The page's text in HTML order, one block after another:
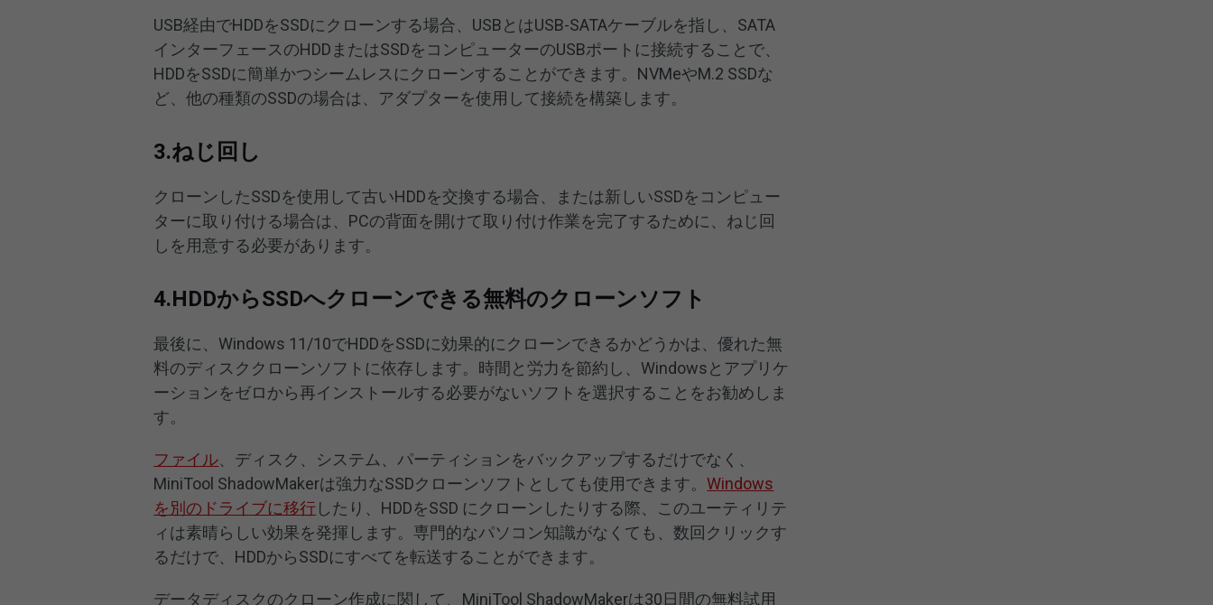
USB経由でHDDをSSDにクローンする場合、USBとはUSB-SATAケーブルを指し、SATA
インターフェースのHDDまたはSSDをコンピューターのUSBポートに接続することで、
HDDをSSDに簡単かつシームレスにクローンすることができます。NVMeやM.2 SSDな
ど、他の種類のSSDの場合は、アダプターを使用して接続を構築します。
3.ねじ回し
クローンしたSSDを使用して古いHDDを交換する場合、または新しいSSDをコンピュー
ターに取り付ける場合は、PCの背面を開けて取り付け作業を完了するために、ねじ回
しを用意する必要があります。
4.HDDからSSDへクローンできる無料のクローンソフト
最後に、Windows 11/10でHDDをSSDに効果的にクローンできるかどうかは、優れた無
料のディスククローンソフトに依存します。時間と労力を節約し、Windowsとアプリケ
ーションをゼロから再インストールする必要がないソフトを選択することをお勧めしま
す。
ファイル 、ディスク、システム、パーティションをバックアップするだけでなく、
MiniTool ShadowMakerは強力なSSDクローンソフトとしても使用できます。Windows
を別のドライブに移行したり、HDDをSSD にクローンしたりする際、このユーティリテ
ィは素晴らしい効果を発揮します。専門的なパソコン知識がなくても、数回クリックす
るだけで、HDDからSSDにすべてを転送することができます。
データディスクのクローン作成に関して、MiniTool ShadowMakerは30日間の無料試用